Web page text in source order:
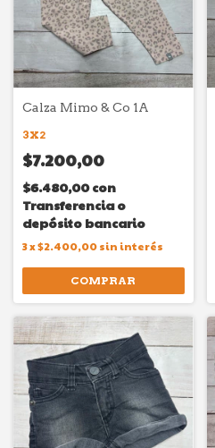
Calza Mimo & Co 1A
3X2
$7.200,00
$6.480,00con
Transferencia o
depósito bancario
3x$2.400,00sin interés
COMPRAR